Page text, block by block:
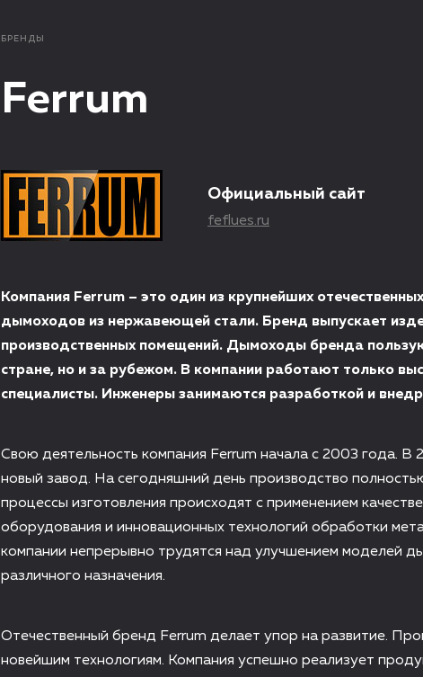
БРЕНДЫ
Ferrum
Официальный сайт
feflues.ru
Компания Ferrum – это один из крупнейших
дымоходов из нержавеющей стали. Бренд выпускает
производственных помещений. Дымоходы бренда
стране, но и за рубежом. В компании работают только
специалисты. Инженеры занимаются разработкой и
Свою деятельность компания Ferrum начала с 2003 года. В
новый завод. На сегодняшний день производство
процессы изготовления происходят с применением
оборудования и инновационных технологий обработки
компании непрерывно трудятся над улучшением моделей
различного назначения.
Отечественный бренд Ferrum делает упор на развитие.
новейшим технологиям. Компания успешно реализует